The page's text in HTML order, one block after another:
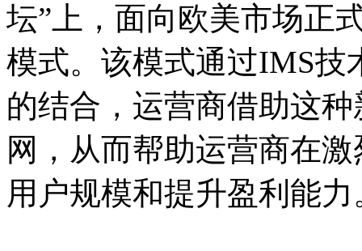
坛”上，面向欧美市场正
模式。该模式通过IMS技
的结合，运营商借助这
网，从而帮助运营商在
用户规模和提升盈利能力